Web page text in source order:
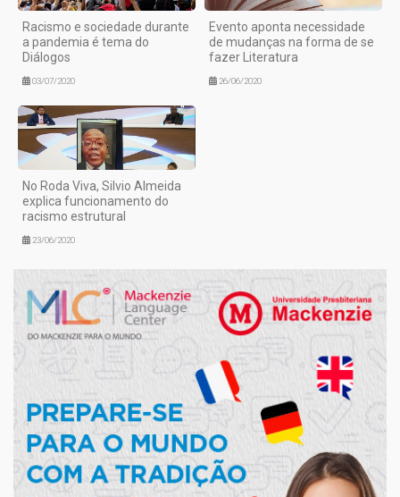
Racismo e sociedade durante
a pandemia é tema do
Diálogos
03/07/2020
Evento aponta necessidade
de mudanças na forma de se
fazer Literatura
26/06/2020
No Roda Viva, Silvio Almeida
explica funcionamento do
racismo estrutural
23/06/2020